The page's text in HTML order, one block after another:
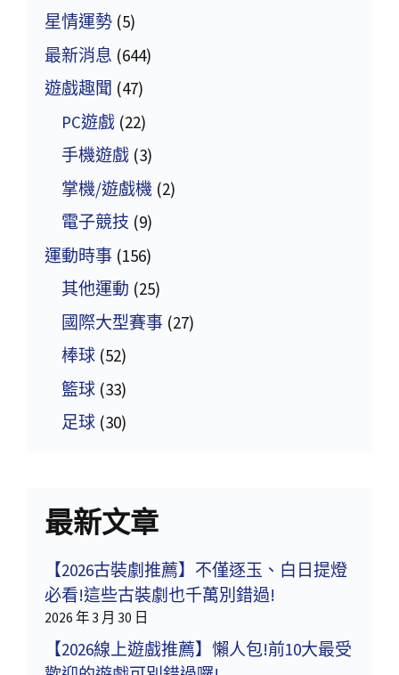
星情運勢 (5)
最新消息 (644)
遊戲趣聞 (47)
PC遊戲 (22)
手機遊戲 (3)
掌機/遊戲機 (2)
電子競技 (9)
運動時事 (156)
其他運動 (25)
國際大型賽事 (27)
棒球 (52)
籃球 (33)
足球 (30)
最新文章
【2026古裝劇推薦】不僅逐玉、白日提燈
必看!這些古裝劇也千萬別錯過!
2026 年 3 月 30 日
【2026線上遊戲推薦】懶人包!前10大最受